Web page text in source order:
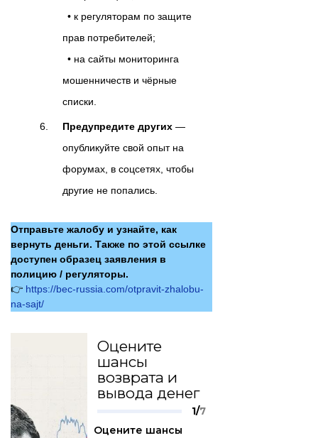
• к регуляторам по защите
прав потребителей;
• на сайты мониторинга
мошенничеств и чёрные
списки.
Предупредите других —
опубликуйте свой опыт на
форумах, в соцсетях, чтобы
другие не попались.
Отправьте жалобу и узнайте, как
вернуть деньги. Также по этой ссылке
доступен образец заявления в
полицию / регуляторы.
👉 https://bec-russia.com/otpravit-zhalobu-
na-sajt/
Оцените
шансы
возврата и
вывода денег
1/7
Оцените шансы